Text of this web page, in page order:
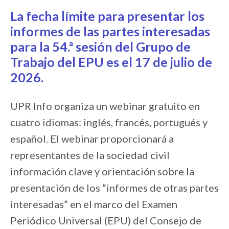
La fecha límite para presentar los
informes de las partes interesadas
para la 54.ª sesión del Grupo de
Trabajo del EPU es el 17 de julio de
2026.
UPR Info organiza un webinar gratuito en
cuatro idiomas: inglés, francés, portugués y
español. El webinar proporcionará a
representantes de la sociedad civil
información clave y orientación sobre la
presentación de los “informes de otras partes
interesadas” en el marco del Examen
Periódico Universal (EPU) del Consejo de